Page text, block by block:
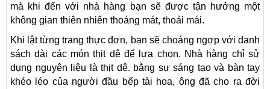
mà khi đến với nhà hàng bạn sẽ được tận hưởng một
không gian thiên nhiên thoáng mát, thoải mái.
Khi lật từng trang thực đơn, bạn sẽ choáng ngợp với danh
sách dài các món thịt dê để lựa chọn. Nhà hàng chỉ sử
dụng nguyên liệu là thịt dê. bằng sự sáng tạo và bàn tay
khéo léo của người đầu bếp tài hoa, ông đã cho ra đời